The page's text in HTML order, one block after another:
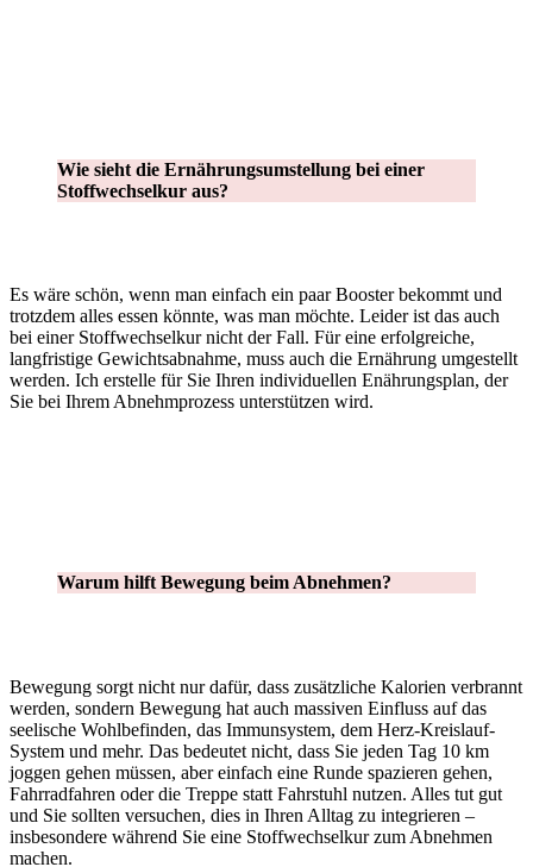
Wie sieht die Ernährungsumstellung bei einer
Stoffwechselkur aus?
Es wäre schön, wenn man einfach ein paar Booster bekommt und
trotzdem alles essen könnte, was man möchte. Leider ist das auch
bei einer Stoffwechselkur nicht der Fall. Für eine erfolgreiche,
langfristige Gewichtsabnahme, muss auch die Ernährung umgestellt
werden. Ich erstelle für Sie Ihren individuellen Enährungsplan, der
Sie bei Ihrem Abnehmprozess unterstützen wird.
Warum hilft Bewegung beim Abnehmen?
Bewegung sorgt nicht nur dafür, dass zusätzliche Kalorien verbrannt
werden, sondern Bewegung hat auch massiven Einfluss auf das
seelische Wohlbefinden, das Immunsystem, dem Herz-Kreislauf-
System und mehr. Das bedeutet nicht, dass Sie jeden Tag 10 km
joggen gehen müssen, aber einfach eine Runde spazieren gehen,
Fahrradfahren oder die Treppe statt Fahrstuhl nutzen. Alles tut gut
und Sie sollten versuchen, dies in Ihren Alltag zu integrieren –
insbesondere während Sie eine Stoffwechselkur zum Abnehmen
machen.